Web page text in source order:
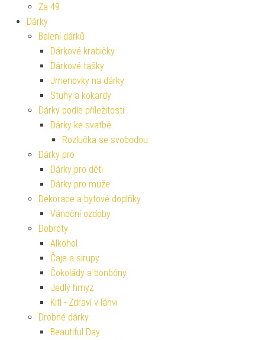
Za 49
Dárky
Balení dárků
Dárkové krabičky
Dárkové tašky
Jmenovky na dárky
Stuhy a kokardy
Dárky podle příležitosti
Dárky ke svatbě
Rozlučka se svobodou
Dárky pro
Dárky pro děti
Dárky pro muže
Dekorace a bytové doplňky
Vánoční ozdoby
Dobroty
Alkohol
Čaje a sirupy
Čokolády a bonbóny
Jedlý hmyz
Kitl - Zdraví v láhvi
Drobné dárky
Beautiful Day